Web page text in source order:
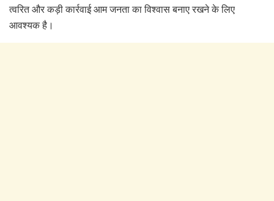
त्वरित और कड़ी कार्रवाई आम जनता का विश्वास बनाए रखने के लिए
आवश्यक है।